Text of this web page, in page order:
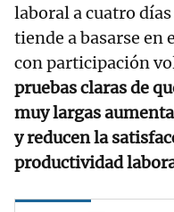
laboral a cuatro
tiende a basarse en
con participación
pruebas claras de
muy largas
y reducen la
productividad